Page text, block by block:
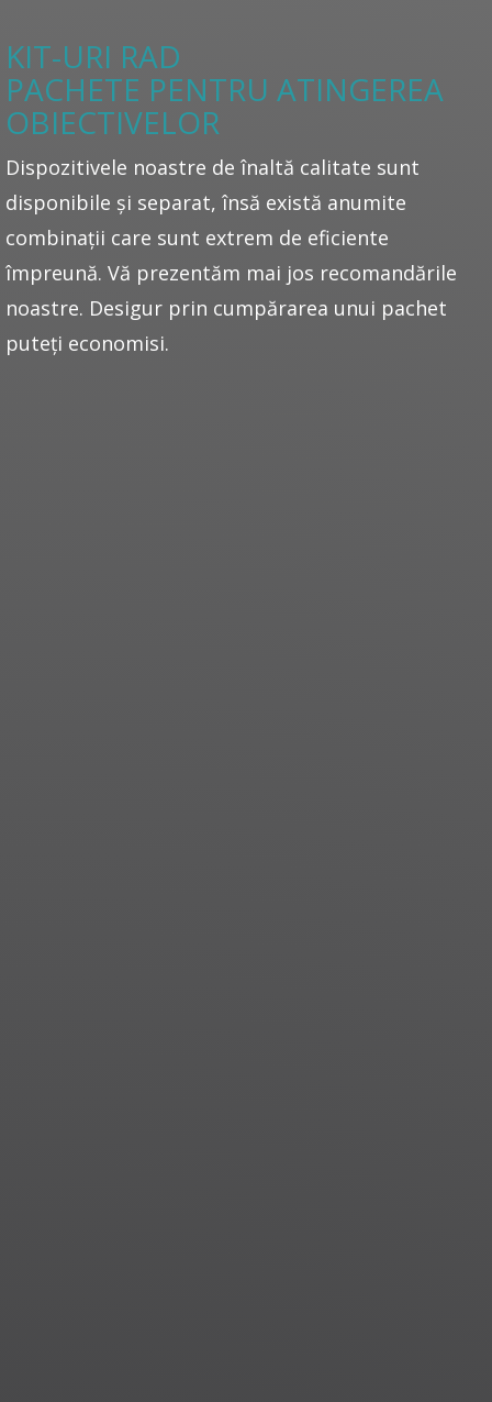
KIT-URI RAD
PACHETE PENTRU ATINGEREA
OBIECTIVELOR
Dispozitivele noastre de înaltă calitate sunt
disponibile și separat, însă există anumite
combinații care sunt extrem de eficiente
împreună. Vă prezentăm mai jos recomandările
noastre. Desigur prin cumpărarea unui pachet
puteți economisi.